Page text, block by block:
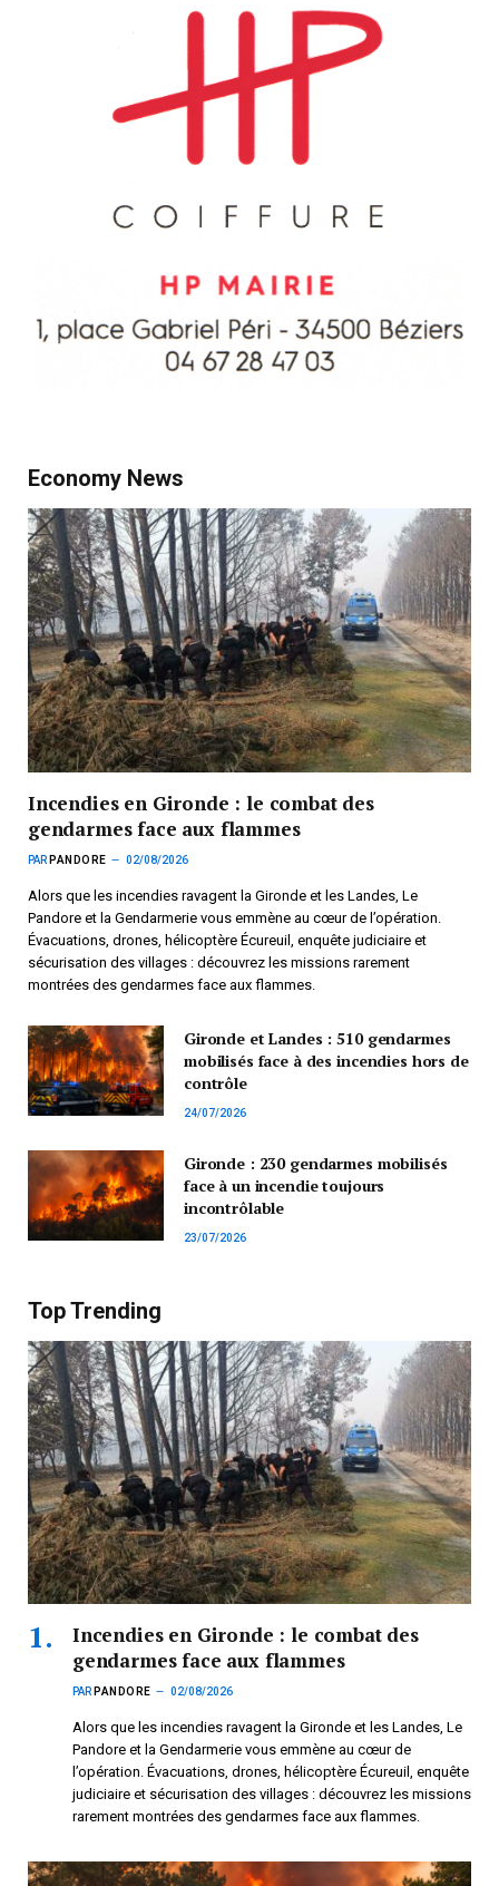
Economy News
Incendies en Gironde : le combat des
gendarmes face aux flammes
PAR PANDORE 02/08/2026
Alors que les incendies ravagent la Gironde et les Landes, Le
Pandore et la Gendarmerie vous emmène au cœur de l’opération.
Évacuations, drones, hélicoptère Écureuil, enquête judiciaire et
sécurisation des villages : découvrez les missions rarement
montrées des gendarmes face aux flammes.
Gironde et Landes : 510 gendarmes
mobilisés face à des incendies hors de
contrôle
24/07/2026
Gironde : 230 gendarmes mobilisés
face à un incendie toujours
incontrôlable
23/07/2026
Top Trending
Incendies en Gironde : le combat des
gendarmes face aux flammes
PAR PANDORE 02/08/2026
Alors que les incendies ravagent la Gironde et les Landes, Le
Pandore et la Gendarmerie vous emmène au cœur de
l’opération. Évacuations, drones, hélicoptère Écureuil, enquête
judiciaire et sécurisation des villages : découvrez les missions
rarement montrées des gendarmes face aux flammes.